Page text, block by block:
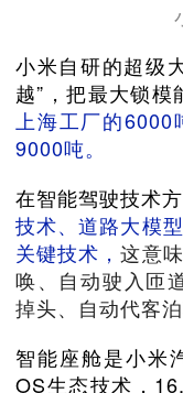
小米自研的超级
越”，把最大锁
上海工厂的
9000吨。
在智能驾驶技术
技术、道路大模
关键技术，这意
唤、自动驶入匝
掉头、自动代客泊
智能座舱是小米
OS生态技术，